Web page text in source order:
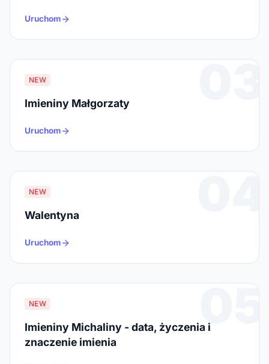
Uruchom
03
NEW
Imieniny Małgorzaty
Uruchom
04
NEW
Walentyna
Uruchom
05
NEW
Imieniny Michaliny - data, życzenia i
znaczenie imienia